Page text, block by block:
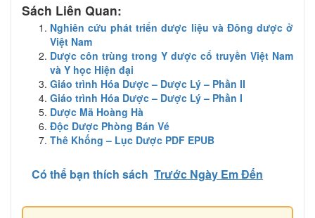
Sách Liên Quan:
Nghiên cứu phát triển dược liệu và Đông dược ở
Việt Nam
Dược côn trùng trong Y dược cổ truyền Việt Nam
và Y học Hiện đại
Giáo trình Hóa Dược – Dược Lý – Phần II
Giáo trình Hóa Dược – Dược Lý – Phần I
Dược Mã Hoàng Hà
Độc Dược Phòng Bán Vé
Thê Khống – Lục Dược PDF EPUB
Có thể bạn thích sách Trước Ngày Em Đến